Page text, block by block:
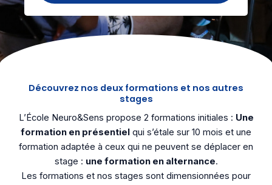
Découvrez nos deux formations et nos autres
stages
L’École Neuro&Sens propose 2 formations initiales : Une
formation en présentiel qui s’étale sur 10 mois et une
formation adaptée à ceux qui ne peuvent se déplacer en
stage : une formation en alternance.
Les formations et nos stages sont dimensionnées pour